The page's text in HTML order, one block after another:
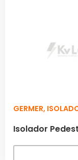
GERMER,
Isolador